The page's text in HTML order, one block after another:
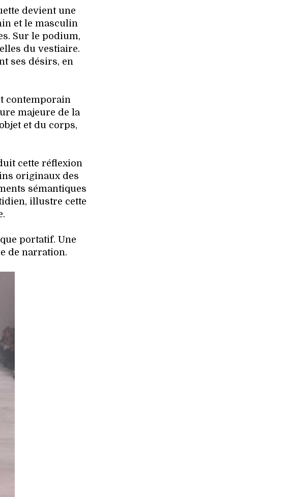
devient une
et le masculin
Sur le podium,
du vestiaire.
ses désirs, en
contemporain
majeure de la
et du corps,
cette réflexion
originaux des
sémantiques
illustre cette
portatif. Une
de narration.